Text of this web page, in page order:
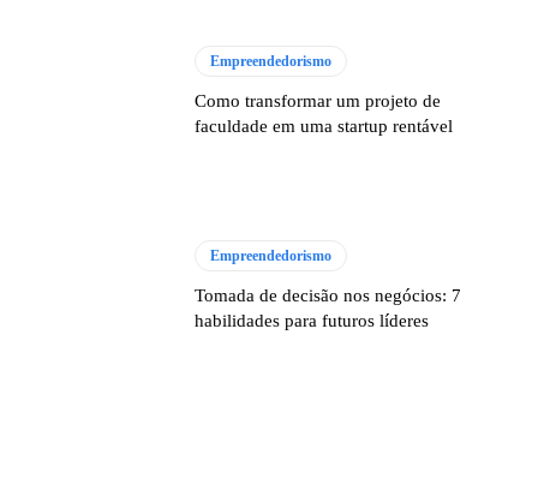
Empreendedorismo
Como transformar um projeto de
faculdade em uma startup rentável
Empreendedorismo
Tomada de decisão nos negócios: 7
habilidades para futuros líderes